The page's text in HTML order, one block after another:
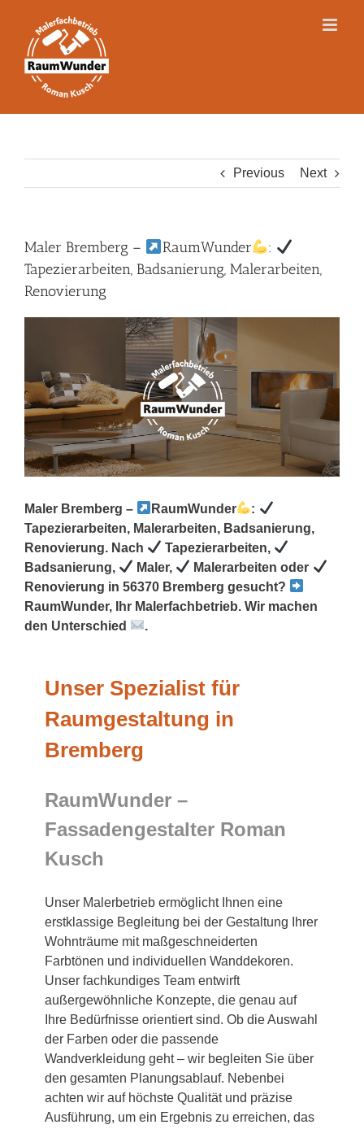
content
Previous Next
Maler Bremberg – RaumWunder
:
Tapezierarbeiten, Badsanierung, Malerarbeiten,
Renovierung
Maler Bremberg – RaumWunder
:
Tapezierarbeiten, Malerarbeiten, Badsanierung,
Renovierung. Nach
Tapezierarbeiten,
Badsanierung,
Maler,
Malerarbeiten oder
Renovierung in 56370 Bremberg gesucht?
RaumWunder, Ihr Malerfachbetrieb. Wir machen
den Unterschied
.
Unser Spezialist für
Raumgestaltung in
Bremberg
RaumWunder –
Fassadengestalter Roman
Kusch
Unser Malerbetrieb ermöglicht Ihnen eine
erstklassige Begleitung bei der Gestaltung Ihrer
Wohnträume mit maßgeschneiderten
Farbtönen und individuellen Wanddekoren.
Unser fachkundiges Team entwirft
außergewöhnliche Konzepte, die genau auf
Ihre Bedürfnisse orientiert sind. Ob die Auswahl
der Farben oder die passende
Wandverkleidung geht – wir begleiten Sie über
den gesamten Planungsablauf. Nebenbei
achten wir auf höchste Qualität und präzise
Ausführung, um ein Ergebnis zu erreichen, das